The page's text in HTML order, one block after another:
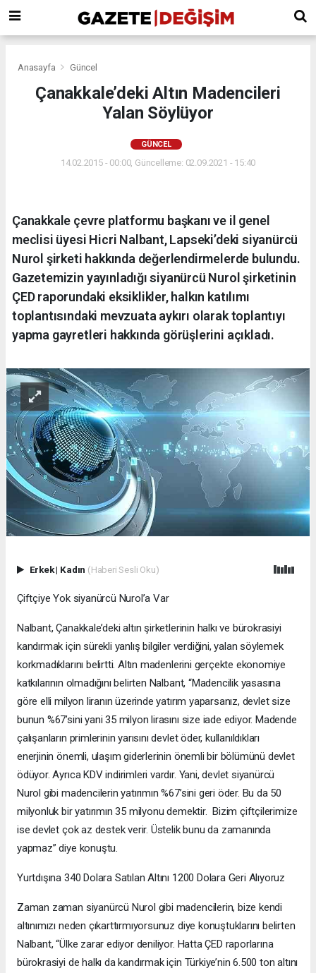
Anasayfa Güncel
Çanakkale’deki Altın Madencileri
Yalan Söylüyor
GÜNCEL
14.02.2015 - 00:00, Güncelleme: 02.09.2021 - 15:40
Çanakkale çevre platformu başkanı ve il genel
meclisi üyesi Hicri Nalbant, Lapseki’deki siyanürcü
Nurol şirketi hakkında değerlendirmelerde bulundu.
Gazetemizin yayınladığı siyanürcü Nurol şirketinin
ÇED raporundaki eksiklikler, halkın katılımı
toplantısındaki mevzuata aykırı olarak toplantıyı
yapma gayretleri hakkında görüşlerini açıkladı.
Erkek| Kadın (Haberi Sesli Oku)
Çiftçiye Yok siyanürcü Nurol’a Var
Nalbant, Çanakkale’deki altın şirketlerinin halkı ve bürokrasiyi
kandırmak için sürekli yanlış bilgiler verdiğini, yalan söylemek
korkmadıklarını belirtti. Altın madenlerini gerçekte ekonomiye
katkılarının olmadığını belirten Nalbant, “Madencilik yasasına
göre elli milyon liranın üzerinde yatırım yaparsanız, devlet size
bunun %67’sini yani 35 milyon lirasını size iade ediyor. Madende
çalışanların primlerinin yarısını devlet öder, kullanıldıkları
enerjinin önemli, ulaşım giderlerinin önemli bir bölümünü devlet
ödüyor. Ayrıca KDV indirimleri vardır. Yani, devlet siyanürcü
Nurol gibi madencilerin yatırımın %67’sini geri öder. Bu da 50
milyonluk bir yatırımın 35 milyonu demektir. Bizim çiftçilerimize
ise devlet çok az destek verir. Üstelik bunu da zamanında
yapmaz” diye konuştu.
Yurtdışına 340 Dolara Satılan Altını 1200 Dolara Geri Alıyoruz
Zaman zaman siyanürcü Nurol gibi madencilerin, bize kendi
altınımızı neden çıkarttırmıyorsunuz diye konuştuklarını belirten
Nalbant, “Ülke zarar ediyor deniliyor. Hatta ÇED raporlarına
bürokrasiyi de halkı da kandırmak için Türkiye’nin 6.500 ton altını